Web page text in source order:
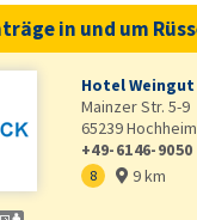
in und um
Hotel Weingut
Mainzer Str. 5-9
65239
+49-6146-9050
8  9 km